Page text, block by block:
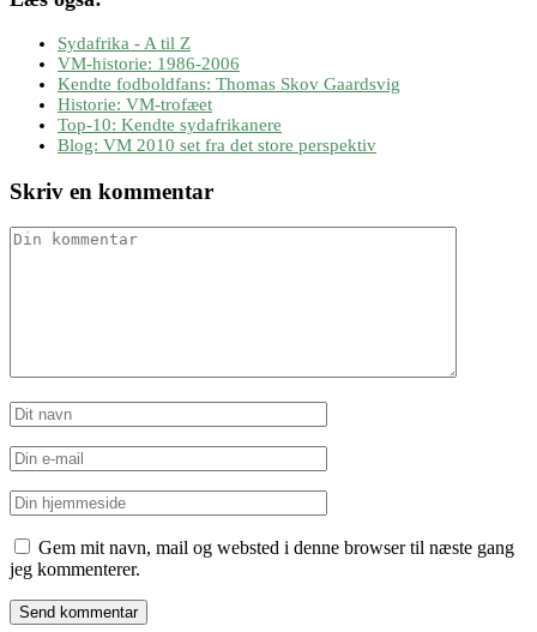
Sydafrika - A til Z
VM-historie: 1986-2006
Kendte fodboldfans: Thomas Skov Gaardsvig
Historie: VM-trofæet
Top-10: Kendte sydafrikanere
Blog: VM 2010 set fra det store perspektiv
Skriv en kommentar
Gem mit navn, mail og websted i denne browser til næste gang
jeg kommenterer.